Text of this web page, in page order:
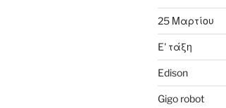
25 Μαρτίου
E' τάξη
Edison
Gigo robot